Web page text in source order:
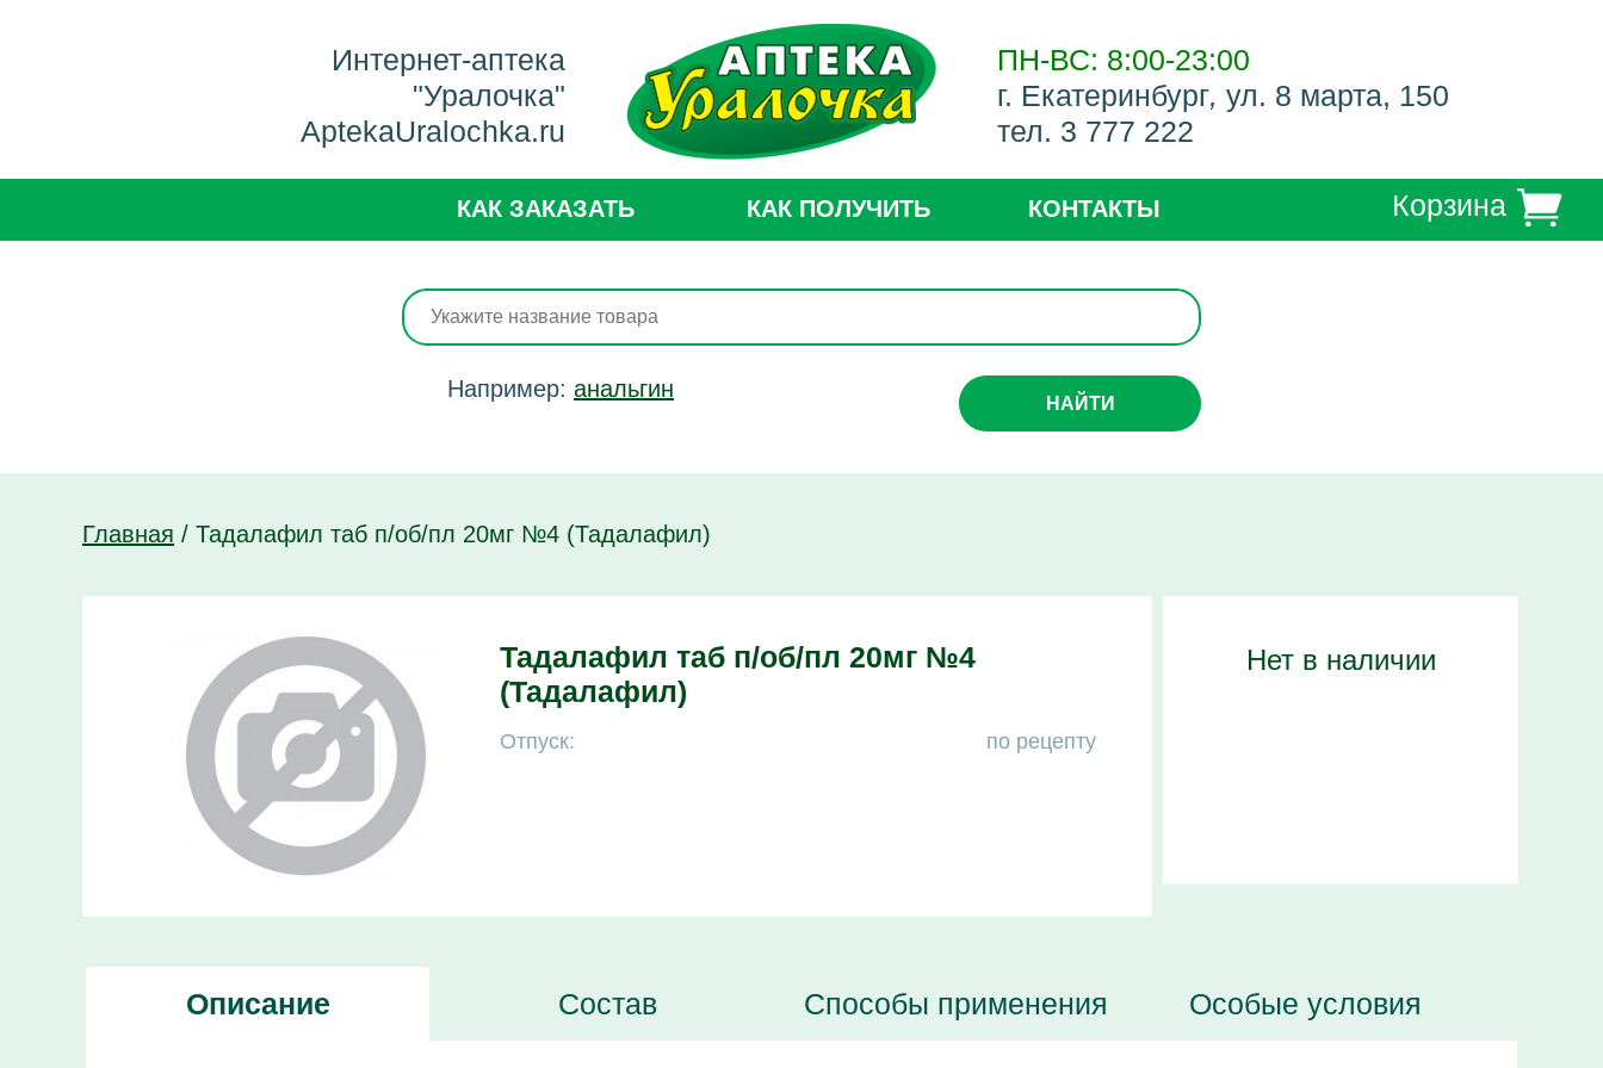
Интернет-аптека
"Уралочка"
AptekaUralochka.ru
ПН-ВС: 8:00-23:00
г. Екатеринбург, ул. 8 марта, 150
тел. 3 777 222
КАК ЗАКАЗАТЬ КАК ПОЛУЧИТЬ КОНТАКТЫ Корзина
Например: анальгин
НАЙТИ
Главная / Тадалафил таб п/об/пл 20мг №4 (Тадалафил)
Тадалафил таб п/об/пл 20мг №4
(Тадалафил)
Отпуск: по рецепту
Нет в наличии
Описание Состав Способы применения Особые условия